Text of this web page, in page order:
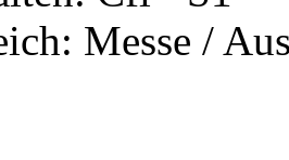
Messe /